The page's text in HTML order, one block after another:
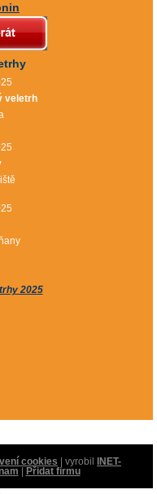
veletrh
2025
cookies | vyrobil
INET-
Přidat firmu